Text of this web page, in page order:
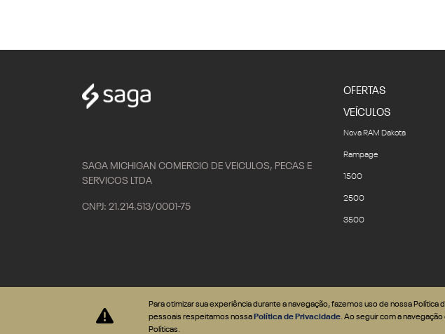
SAGA MICHIGAN COMERCIO DE VEICULOS, PECAS E
SERVICOS LTDA
CNPJ: 21.214.513/0001-75
OFERTAS
VEÍCULOS
Nova RAM Dakota
Rampage
1500
2500
3500
Desenvolvido pela DEALERSPACE ® Direitos Reservados.
Para otimizar sua experiência durante a navegação, fazemos uso de nossa
pessoais respeitamos nossa Política de Privacidade. Ao seguir com a
Políticas.